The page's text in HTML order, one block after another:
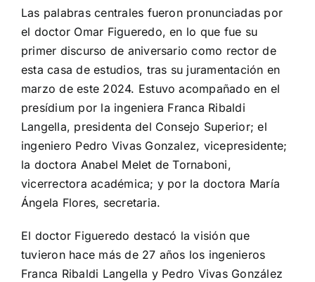
Las palabras centrales fueron pronunciadas por
el doctor Omar Figueredo, en lo que fue su
primer discurso de aniversario como rector de
esta casa de estudios, tras su juramentación en
marzo de este 2024. Estuvo acompañado en el
presídium por la ingeniera Franca Ribaldi
Langella, presidenta del Consejo Superior; el
ingeniero Pedro Vivas Gonzalez, vicepresidente;
la doctora Anabel Melet de Tornaboni,
vicerrectora académica; y por la doctora María
Ángela Flores, secretaria.
El doctor Figueredo destacó la visión que
tuvieron hace más de 27 años los ingenieros
Franca Ribaldi Langella y Pedro Vivas González